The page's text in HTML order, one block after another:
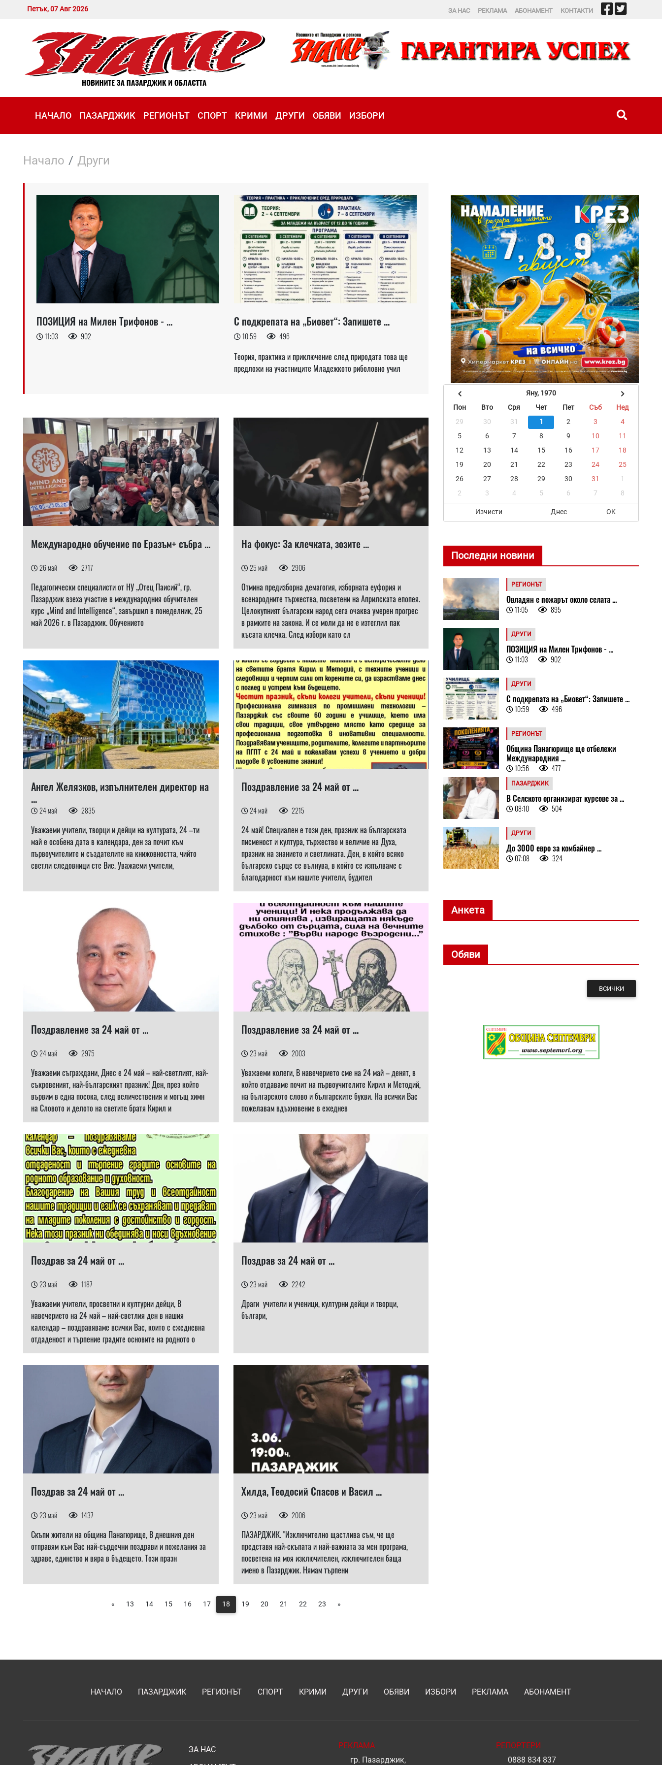
Петък, 07 Авг 2026 ЗА НАС РЕКЛАМА АБОНАМЕНТ КОНТАКТИ
НАЧАЛО ПАЗАРДЖИК РЕГИОНЪТ СПОРТ КРИМИ ДРУГИ ОБЯВИ ИЗБОРИ
Начало Други
ПОЗИЦИЯ на Милен Трифонов - ...
11:03 902
С подкрепата на „Биовет“: Запишете ...
10:59 496
Теория, практика и приключение след природата това ще
предложи на участниците Младежкото риболовно учил
Международно обучение по Еразъм+ събра ...
26 май 2717
Педагогически специалисти от НУ „Отец Паисий“, гр.
Пазарджик взеха участие в международния обучителен
курс „Mind and Intelligence“, завършил в понеделник, 25
май 2026 г. в Пазарджик. Обучението
На фокус: За клечката, зозите ...
25 май 2906
Отмина предизборна демагогия, изборната еуфория и
всенародните тържества, посветени на Априлската епопея.
Целокупният български народ сега очаква умерен прогрес
в рамките на закона. И се моли да не е изтеглил пак
късата клечка. След избори като сл
Ангел Желязков, изпълнителен директор на
...
24 май 2835
Уважаеми учители, творци и дейци на културата, 24 –ти
май е особена дата в календара, ден за почит към
първоучителите и създателите на книжовността, чийто
светли следовници сте Вие. Уважаеми учители,
Поздравление за 24 май от ...
24 май 2215
24 май! Специален е този ден, празник на българската
писменост и култура, тържество и величие на Духа,
празник на знанието и светлината. Ден, в който всяко
българско сърце се вълнува, в който се изпълваме с
благодарност към нашите учители, будител
Поздравление за 24 май от ...
24 май 2975
Уважаеми съграждани, Днес е 24 май – най-светлият, най-
съкровеният, най-българският празник! Ден, през който
вървим в една посока, след величествения и могъщ химн
на Словото и делото на светите братя Кирил и
Поздравление за 24 май от ...
23 май 2003
Уважаеми колеги, В навечерието сме на 24 май – денят, в
който отдаваме почит на първоучителите Кирил и Методий,
на българското слово и българските букви. На всички Вас
пожелавам вдъхновение в ежеднев
Поздрав за 24 май от ...
23 май 1187
Уважаеми учители, просветни и културни дейци, В
навечерието на 24 май – най-светлия ден в нашия
календар – поздравяваме всички Вас, които с ежедневна
отдаденост и търпение градите основите на родното о
Поздрав за 24 май от ...
23 май 2242
Драги учители и ученици, културни дейци и творци,
българи,
Поздрав за 24 май от ...
23 май 1437
Скъпи жители на община Панагюрище, В днешния ден
отправям към Вас най-сърдечни поздрави и пожелания за
здраве, единство и вяра в бъдещето. Този празн
Хилда, Теодосий Спасов и Васил ...
23 май 2006
ПАЗАРДЖИК. "Изключително щастлива съм, че ще
представя най-скъпата и най-важната за мен програма,
посветена на моя изключителен, изключителен баща
имено в Пазарджик. Нямам търпени
« 13 14 15 16 17 18 19 20 21 22 23 »
Яну, 1970
Пон
Вто Сря Чет Пет Съб
Нед
29
30 31 1 2 3
4
5
6 7 8 9 10
11
12
13 14 15 16 17
18
19
20 21 22 23 24
25
26
27 28 29 30 31
1
2
3 4 5 6 7 8
Изчисти Днес OK
Последни новини
РЕГИОНЪТ
Овладян е пожарът около селата ...
11:05 895
ДРУГИ
ПОЗИЦИЯ на Милен Трифонов - ...
11:03 902
ДРУГИ
С подкрепата на „Биовет“: Запишете ...
10:59 496
РЕГИОНЪТ
Община Панагюрище ще отбележи
Международния ...
10:56 477
ПАЗАРДЖИК
В Селското организират курсове за ...
08:10 504
ДРУГИ
До 3000 евро за комбайнер ...
07:08 324
Анкета
Обяви
ВСИЧКИ
НАЧАЛО ПАЗАРДЖИК РЕГИОНЪТ СПОРТ КРИМИ ДРУГИ ОБЯВИ ИЗБОРИ РЕКЛАМА АБОНАМЕНТ
ЗА НАС
РЕКЛАМА
гр. Пазарджик,
РЕПОРТЕРИ
0888 834 837